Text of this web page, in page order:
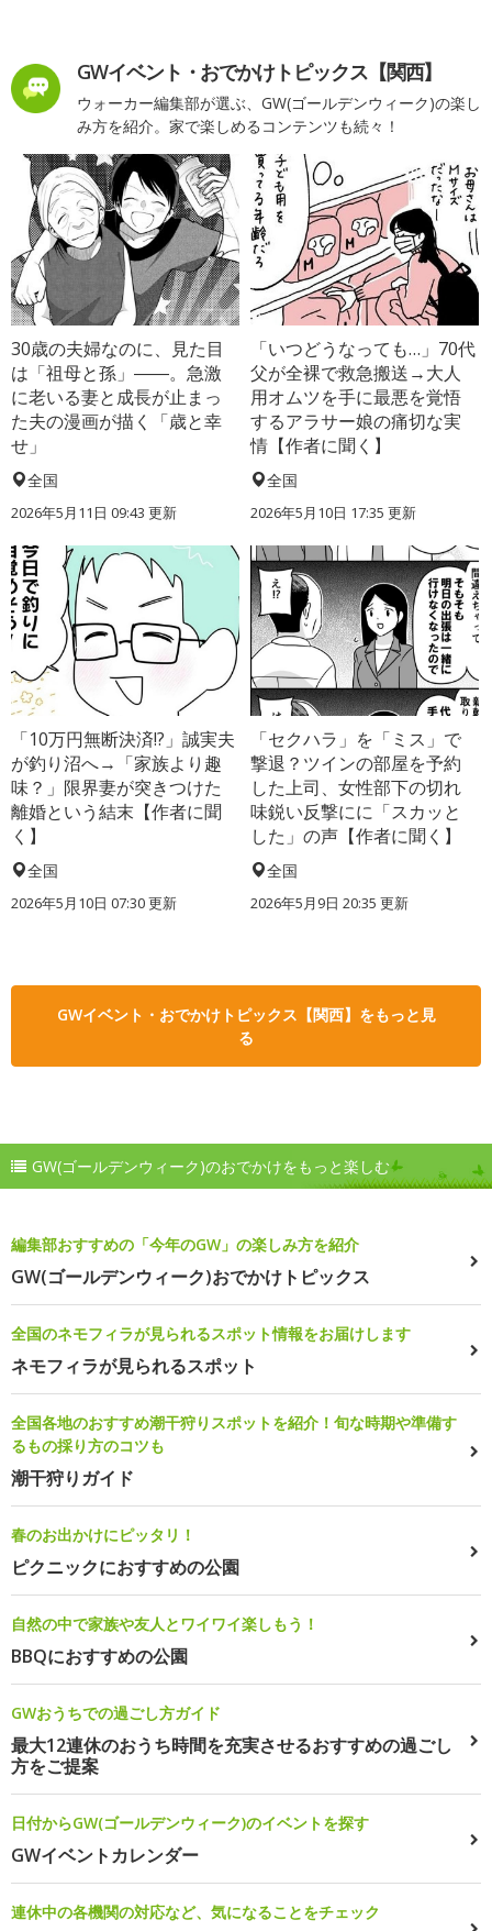
GWイベント・おでかけトピックス【関西】
ウォーカー編集部が選ぶ、GW(ゴールデンウィーク)の楽し
み方を紹介。家で楽しめるコンテンツも続々！
30歳の夫婦なのに、見た目
は「祖母と孫」――。急激
に老いる妻と成長が止まっ
た夫の漫画が描く「歳と幸
せ」
全国
2026年5月11日 09:43 更新
「いつどうなっても…」70代
父が全裸で救急搬送→大人
用オムツを手に最悪を覚悟
するアラサー娘の痛切な実
情【作者に聞く】
全国
2026年5月10日 17:35 更新
「10万円無断決済!?」誠実夫
が釣り沼へ→「家族より趣
味？」限界妻が突きつけた
離婚という結末【作者に聞
く】
全国
2026年5月10日 07:30 更新
「セクハラ」を「ミス」で
撃退？ツインの部屋を予約
した上司、女性部下の切れ
味鋭い反撃にに「スカッと
した」の声【作者に聞く】
全国
2026年5月9日 20:35 更新
GWイベント・おでかけトピックス【関西】をもっと見
る
GW(ゴールデンウィーク)のおでかけをもっと楽しむ
編集部おすすめの「今年のGW」の楽しみ方を紹介
GW(ゴールデンウィーク)おでかけトピックス
全国のネモフィラが見られるスポット情報をお届けします
ネモフィラが見られるスポット
全国各地のおすすめ潮干狩りスポットを紹介！旬な時期や準備す
るもの採り方のコツも
潮干狩りガイド
春のお出かけにピッタリ！
ピクニックにおすすめの公園
自然の中で家族や友人とワイワイ楽しもう！
BBQにおすすめの公園
GWおうちでの過ごし方ガイド
最大12連休のおうち時間を充実させるおすすめの過ごし
方をご提案
日付からGW(ゴールデンウィーク)のイベントを探す
GWイベントカレンダー
連休中の各機関の対応など、気になることをチェック